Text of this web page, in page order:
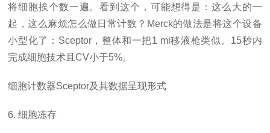
将细胞挨个数一遍。看到这个，可能想得是：这么大的一
起，这么麻烦怎么做日常计数？Merck的做法是将这个设备
小型化了：Sceptor，整体和一把1 ml移液枪类似。15秒内
完成细胞技术且CV小于5%。
细胞计数器Sceptor及其数据呈现形式
6. 细胞冻存